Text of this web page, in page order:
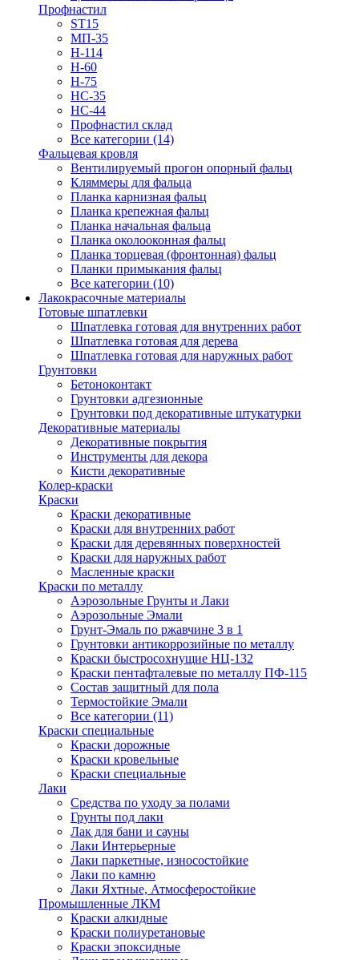
Профнастил
ST15
МП-35
Н-114
Н-60
Н-75
НС-35
НС-44
Профнастил склад
Все категории (14)
Фальцевая кровля
Вентилируемый прогон опорный фальц
Кляммеры для фальца
Планка карнизная фальц
Планка крепежная фальц
Планка начальная фальца
Планка околооконная фальц
Планка торцевая (фронтонная) фальц
Планки примыкания фальц
Все категории (10)
Лакокрасочные материалы
Готовые шпатлевки
Шпатлевка готовая для внутренних работ
Шпатлевка готовая для дерева
Шпатлевка готовая для наружных работ
Грунтовки
Бетоноконтакт
Грунтовки адгезионные
Грунтовки под декоративные штукатурки
Декоративные материалы
Декоративные покрытия
Инструменты для декора
Кисти декоративные
Колер-краски
Краски
Краски декоративные
Краски для внутренних работ
Краски для деревянных поверхностей
Краски для наружных работ
Масленные краски
Краски по металлу
Аэрозольные Грунты и Лаки
Аэрозольные Эмали
Грунт-Эмаль по ржавчине 3 в 1
Грунтовки антикоррозийные по металлу
Краски быстросохнущие НЦ-132
Краски пентафталевые по металлу ПФ-115
Состав защитный для пола
Термостойкие Эмали
Все категории (11)
Краски специальные
Краски дорожные
Краски кровельные
Краски специальные
Лаки
Cредства по уходу за полами
Грунты под лаки
Лак для бани и сауны
Лаки Интерьерные
Лаки паркетные, износостойкие
Лаки по камню
Лаки Яхтные, Атмосферостойкие
Промышленные ЛКМ
Краски алкидные
Краски полиуретановые
Краски эпоксидные